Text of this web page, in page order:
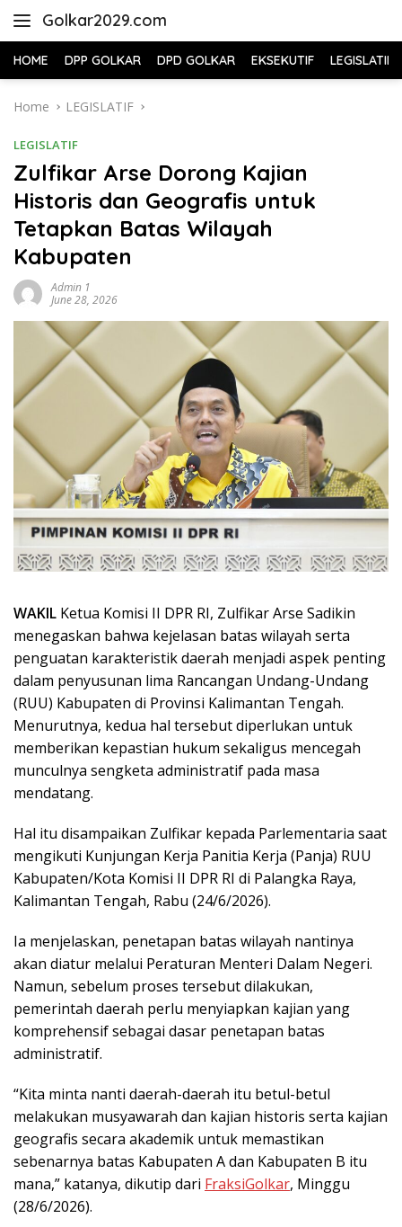
Golkar2029.com
HOME DPP GOLKAR DPD GOLKAR EKSEKUTIF LEGISLATIF
Home LEGISLATIF
LEGISLATIF
Zulfikar Arse Dorong Kajian
Historis dan Geografis untuk
Tetapkan Batas Wilayah
Kabupaten
Admin 1
June 28, 2026
WAKIL Ketua Komisi II DPR RI, Zulfikar Arse Sadikin
menegaskan bahwa kejelasan batas wilayah serta
penguatan karakteristik daerah menjadi aspek penting
dalam penyusunan lima Rancangan Undang-Undang
(RUU) Kabupaten di Provinsi Kalimantan Tengah.
Menurutnya, kedua hal tersebut diperlukan untuk
memberikan kepastian hukum sekaligus mencegah
munculnya sengketa administratif pada masa
mendatang.
Hal itu disampaikan Zulfikar kepada Parlementaria saat
mengikuti Kunjungan Kerja Panitia Kerja (Panja) RUU
Kabupaten/Kota Komisi II DPR RI di Palangka Raya,
Kalimantan Tengah, Rabu (24/6/2026).
Ia menjelaskan, penetapan batas wilayah nantinya
akan diatur melalui Peraturan Menteri Dalam Negeri.
Namun, sebelum proses tersebut dilakukan,
pemerintah daerah perlu menyiapkan kajian yang
komprehensif sebagai dasar penetapan batas
administratif.
“Kita minta nanti daerah-daerah itu betul-betul
melakukan musyawarah dan kajian historis serta kajian
geografis secara akademik untuk memastikan
sebenarnya batas Kabupaten A dan Kabupaten B itu
mana,” katanya, dikutip dari FraksiGolkar, Minggu
(28/6/2026).